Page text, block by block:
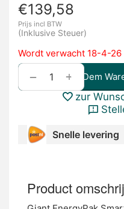
€139,58
Prijs incl BTW
(Inklusive Steuer)
Wordt verwacht 18-4-26
+
− Dem
zur
Snelle levering
Product